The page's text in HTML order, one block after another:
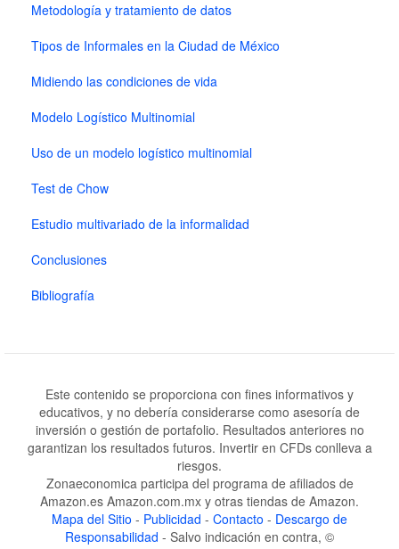
Metodología y tratamiento de datos
Tipos de Informales en la Ciudad de México
Midiendo las condiciones de vida
Modelo Logístico Multinomial
Uso de un modelo logístico multinomial
Test de Chow
Estudio multivariado de la informalidad
Conclusiones
Bibliografía
Este contenido se proporciona con fines informativos y
educativos, y no debería considerarse como asesoría de
inversión o gestión de portafolio. Resultados anteriores no
garantizan los resultados futuros. Invertir en CFDs conlleva a
riesgos.
Zonaeconomica participa del programa de afiliados de
Amazon.es Amazon.com.mx y otras tiendas de Amazon.
Mapa del Sitio - Publicidad - Contacto - Descargo de
Responsabilidad - Salvo indicación en contra, ©